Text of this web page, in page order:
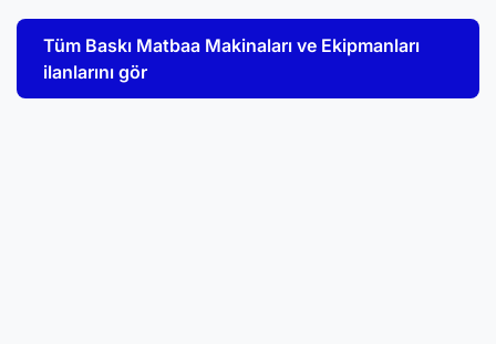
Tüm Baskı Matbaa Makinaları ve Ekipmanları
ilanlarını gör